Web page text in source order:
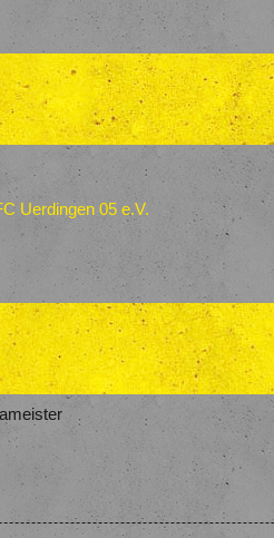
Uerdingen 05 e.V.